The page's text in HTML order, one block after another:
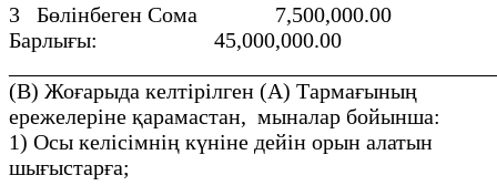
3 Бөлінбеген Сома 7,500,000.00
Барлығы: 45,000,000.00
(В) Жоғарыда келтірілген (А) Тармағының
ережелеріне қарамастан, мыналар бойынша:
1) Осы келісімнің күніне дейін орын алатын
шығыстарға;